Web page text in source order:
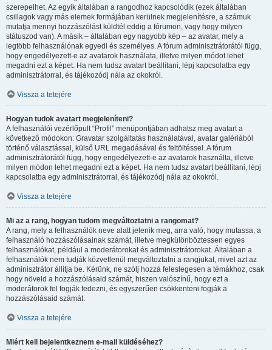
szerepelhet. Az egyik általában a rangodhoz kapcsolódik (ezek általában
csillagok vagy más elemek formájában kerülnek megjelenítésre, a számuk
mutatja mennyi hozzászólást küldtél eddig a fórumon, vagy hogy milyen
státuszod van). A másik – általában egy nagyobb kép – az avatar, mely a
legtöbb felhasználónak egyedi és személyes. A fórum adminisztrátorától függ,
hogy engedélyezett-e az avatarok használata, illetve milyen módot lehet
megadni ezt a képet. Ha nem tudsz avatart beállítani, lépj kapcsolatba egy
adminisztrátorral, és tájékozódj nála az okokról.
Vissza a tetejére
Hogyan tudok avatart megjeleníteni?
A felhasználói vezérlőpult “Profil” menüpontjában adhatsz meg avatart a
következő módokon: Gravatar szolgáltatás használatával, avatar galériából
történő választással, külső URL megadásával és feltöltéssel. A fórum
adminisztrátorától függ, hogy engedélyezett-e az avatarok használta, illetve
milyen módon lehet megadni ezt a képet. Ha nem tudsz avatart beállítani, lépj
kapcsolatba egy adminisztrátorral, és tájékozódj nála az okokról.
Vissza a tetejére
Mi az a rang, hogyan tudom megváltoztatni a rangomat?
A rang, mely a felhasználók neve alatt jelenik meg, arra való, hogy mutassa, a
felhasználó hozzászólásainak számát, illetve megkülönböztessen egyes
felhasználókat, például a moderátorokat és adminisztrátorokat. Általában a
felhasználók nem tudják közvetlenül megváltoztatni a rangjukat, mivel azt az
adminisztrátor állítja be. Kérünk, ne szólj hozzá feleslegesen a témákhoz, csak
hogy növeld a hozzászólásaid számát, hiszen valószínű, hogy ezt a
moderátorok fel fogják fedezni, és egyszerűen csökkenteni fogják a
hozzászólásaid számát.
Vissza a tetejére
Miért kell bejelentkeznem e-mail küldéséhez?